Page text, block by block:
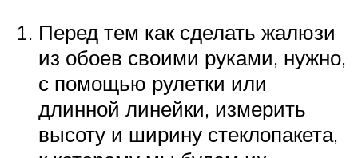
Перед тем как сделать жалюзи
из обоев своими руками, нужно,
с помощью рулетки или
длинной линейки, измерить
высоту и ширину стеклопакета,